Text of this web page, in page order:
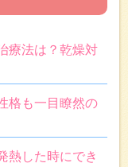
療法は？乾燥対
格も一目瞭然の
熱した時にでき